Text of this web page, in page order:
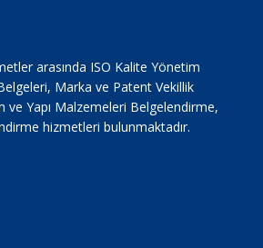
arasında ISO Kalite Yönetim
Marka ve Patent Vekillik
ve Yapı Malzemeleri Belgelendirme,
hizmetleri bulunmaktadır.